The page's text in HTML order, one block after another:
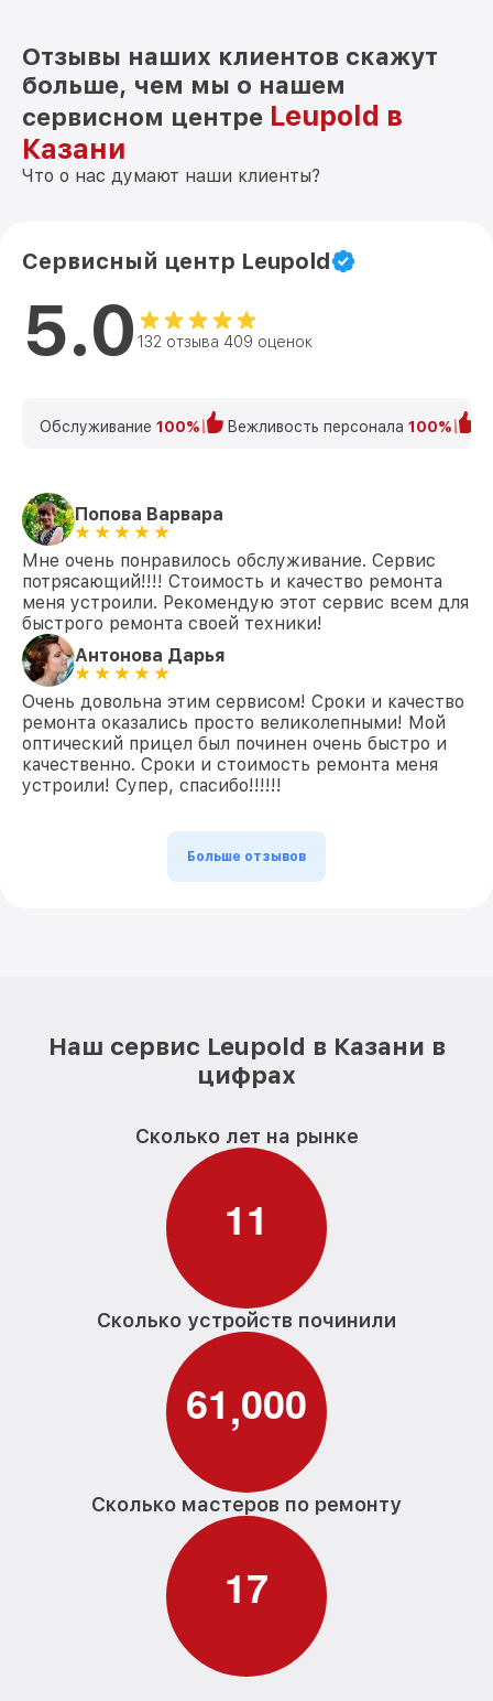
Отзывы наших клиентов скажут
больше, чем мы о нашем
сервисном центре Leupold в
Казани
Что о нас думают наши клиенты?
Сервисный центр Leupold
5.0 132 отзыва 409 оценок
Обслуживание 100% Вежливость персонала 100%
Попова Варвара
Мне очень понравилось обслуживание. Сервис
потрясающий!!!! Стоимость и качество ремонта
меня устроили. Рекомендую этот сервис всем для
быстрого ремонта своей техники!
Антонова Дарья
Очень довольна этим сервисом! Сроки и качество
ремонта оказались просто великолепными! Мой
оптический прицел был починен очень быстро и
качественно. Сроки и стоимость ремонта меня
устроили! Супер, спасибо!!!!!!
Больше отзывов
Наш сервис Leupold в Казани в
цифрах
Сколько лет на рынке
11
Сколько устройств починили
61,000
Сколько мастеров по ремонту
17